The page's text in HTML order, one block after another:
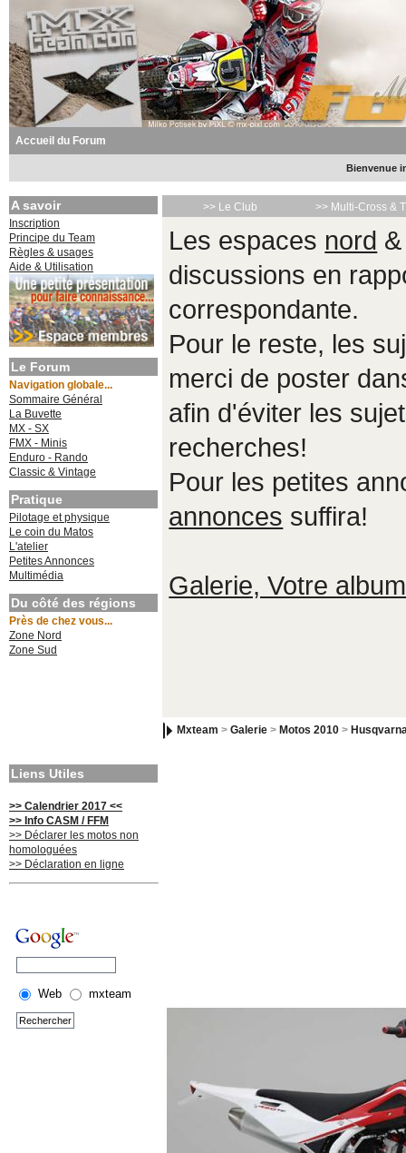
Accueil du Forum
Bienvenue
A savoir
Inscription
Principe du Team
Règles & usages
Aide & Utilisation
Le Forum
Navigation globale...
Sommaire Général
La Buvette
MX - SX
FMX - Minis
Enduro - Rando
Classic & Vintage
Pratique
Pilotage et physique
Le coin du Matos
L'atelier
Petites Annonces
Multimédia
Du côté des régions
Près de chez vous...
Zone Nord
Zone Sud
Liens Utiles
>> Calendrier 2017 <<
>> Info CASM / FFM
>> Déclarer les motos non
homologuées
>> Déclaration en ligne
Web mxteam
>> Le Club >> Multi-Cross &
Les espaces nord
discussions en
correspondante.
Pour le reste, les
merci de poster
afin d'éviter les
recherches!
Pour les petites
annonces suffira!
Galerie, Votre
Mxteam >Galerie > Motos 2010 >